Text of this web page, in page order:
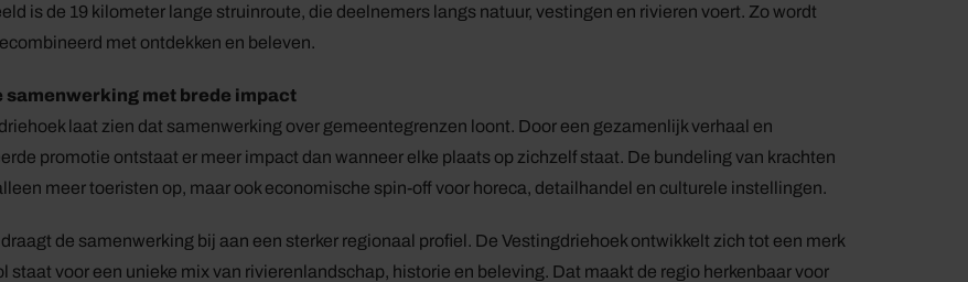
is de 19 kilometer lange struinroute, die deelnemers langs natuur, vestingen en rivieren voert. Zo wordt
met ontdekken en beleven.
samenwerking met brede impact
laat zien dat samenwerking over gemeentegrenzen loont. Door een gezamenlijk verhaal en
promotie ontstaat er meer impact dan wanneer elke plaats op zichzelf staat. De bundeling van krachten
meer toeristen op, maar ook economische spin-off voor horeca, detailhandel en culturele instellingen.
de samenwerking bij aan een sterker regionaal profiel. De Vestingdriehoek ontwikkelt zich tot een merk
staat voor een unieke mix van rivierenlandschap, historie en beleving. Dat maakt de regio herkenbaar voor